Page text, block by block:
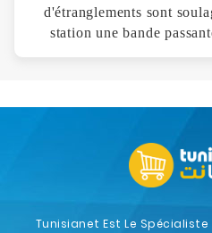
d'étranglements sont
station une bande
Tunisianet Est Le Spécialiste